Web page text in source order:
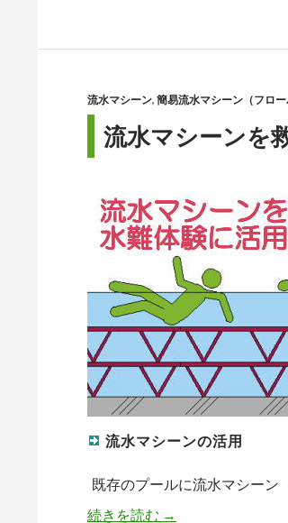
流水マシーン, 簡易流水マシーン（フロー
流水マシーンを
流水マシーンの活用
既存のプールに流水マシーン
続きを読む 流水マシーンを救
→